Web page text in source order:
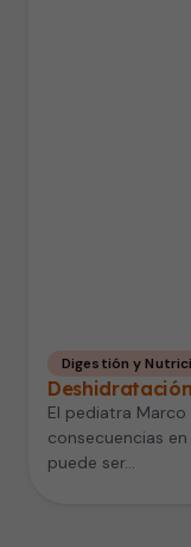
Digestión y
El pediatra Marco
consecuencias
puede ser…